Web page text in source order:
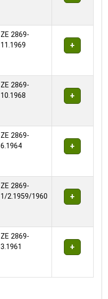
ZE 2869-
11.1969
ZE 2869-
10.1968
ZE 2869-
6.1964
ZE 2869-
1/2.1959/1960
ZE 2869-
3.1961